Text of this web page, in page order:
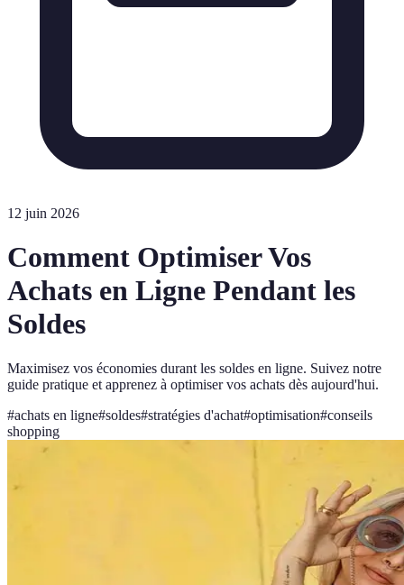
12 juin 2026
Comment Optimiser Vos
Achats en Ligne Pendant les
Soldes
Maximisez vos économies durant les soldes en ligne. Suivez notre
guide pratique et apprenez à optimiser vos achats dès aujourd'hui.
#achats en ligne#soldes#stratégies d'achat#optimisation#conseils
shopping